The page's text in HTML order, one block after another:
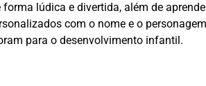
lúdica e divertida, além de
com o nome e o
para o desenvolvimento infantil.